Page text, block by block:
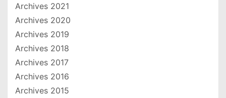
Archives 2021
Archives 2020
Archives 2019
Archives 2018
Archives 2017
Archives 2016
Archives 2015